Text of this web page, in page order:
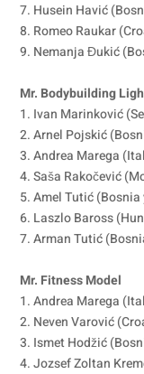
7. Husein Havić
8. Romeo Raukar
9. Nemanja Đukić
Mr. Bodybuilding
1. Ivan Marinković
2. Arnel Pojskić
3. Andrea Marega
4. Saša Rakočević
5. Amel Tutić
6. Laszlo Baross
7. Arman Tutić
Mr. Fitness Model
1. Andrea Marega
2. Neven Varović
3. Ismet Hodžić
4. Jozsef Zoltan